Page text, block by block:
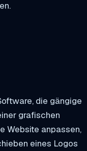
die gängige
grafischen
Website anpassen,
eines Logos